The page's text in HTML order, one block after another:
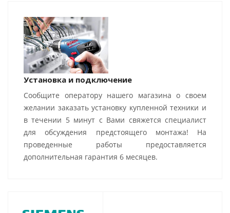
Установка и подключение
Сообщите оператору нашего магазина о своем
желании заказать установку купленной техники и
в течении 5 минут с Вами свяжется специалист
для обсуждения предстоящего монтажа! На
проведенные работы предоставляется
дополнительная гарантия 6 месяцев.